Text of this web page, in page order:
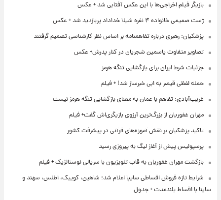
بازیگر فیلم اخراجی‌ها با این عکس آفتابی شد + عکس
ژست صمیمی خانواده ۴ نفره شیلا خداداد پربازدید شد + عکس
پزشکیان: رهبری درباره تفاهمنامه بر اساس نظر کارشناسی تصمیم گرفتند
تصاویر متفاوت یاسمین شجریان در کنار پدرش+ عکس
جزئیات شرط ایران برای بازگشایی تنگه هرمز
حمله لفظی قیصر به ابی خبرساز شد! + فیلم
غریب‌آبادی: تفاهم با عمان به معنای بازگشایی تنگه هرمز نیست
مهران غفوریان از بزرگ‌ترین آرزوی بازیگری‌اش گفت+ فیلم
تاکید پزشکیان بر نقش آموزه‌های قرآنی در پیشرفت کشور
پرسپولیس پیش از آغاز لیگ به پیروزی رسید
بازگشت مهران غفوریان به قاب تلویزیون با سریالی نوستالژیک + فیلم
شرایط تازه فروش اقساطی سایپا اعلام شد؛ شاهین، کوییک، اطلس، سهند و
ساینا با اقساط بلندمدت + جدول